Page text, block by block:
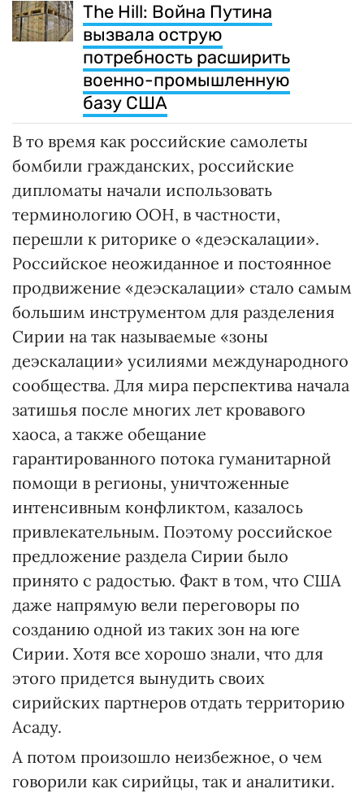
The Hill: Война Путина
вызвала острую
потребность расширить
военно-промышленную
базу США
В то время как российские самолеты
бомбили гражданских, российские
дипломаты начали использовать
терминологию ООН, в частности,
перешли к риторике о «деэскалации».
Российское неожиданное и постоянное
продвижение «деэскалации» стало самым
большим инструментом для разделения
Сирии на так называемые «зоны
деэскалации» усилиями международного
сообщества. Для мира перспектива начала
затишья после многих лет кровавого
хаоса, а также обещание
гарантированного потока гуманитарной
помощи в регионы, уничтоженные
интенсивным конфликтом, казалось
привлекательным. Поэтому российское
предложение раздела Сирии было
принято с радостью. Факт в том, что США
даже напрямую вели переговоры по
созданию одной из таких зон на юге
Сирии. Хотя все хорошо знали, что для
этого придется вынудить своих
сирийских партнеров отдать территорию
Асаду.
А потом произошло неизбежное, о чем
говорили как сирийцы, так и аналитики.